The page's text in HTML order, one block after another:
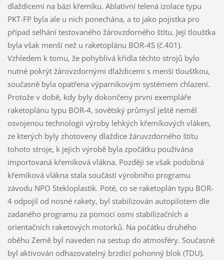
dlaždicemi na bázi křemíku. Ablativní telená izolace typu
PKT-FP byla ale u nich ponechána, a to jako pojistka pro
případ selhání testovaného žárovzdorného štítu. Její tloušťka
byla však menší než u raketoplánu BOR-4S (č.401).
Vzhledem k tomu, že pohyblivá křídla těchto strojů bylo
nutné pokrýt žárovzdornými dlaždicemi s menší tloušťkou,
současně byla opatřena výparníkovým systémem chlazení.
Protože v době, kdy byly dokončeny první exempláře
raketoplánu typu BOR-4, sovětský průmysl ještě neměl
osvojenou technologii výroby lehkých křemíkových vláken,
ze kterých byly zhotoveny dlaždice žáruvzdorného štítu
tohoto stroje, k jejich výrobě byla zpočátku používána
importovaná křemíková vlákna. Později se však podobná
křemíková vlákna stala součástí výrobního programu
závodu NPO Stekloplastik. Poté, co se raketoplán typu BOR-
4 odpojil od nosné rakety, byl stabilizován autopilotem dle
zadaného programu za pomoci osmi stabilizačních a
orientačních raketových motorků. Na počátku druhého
oběhu Země byl naveden na sestup do atmosféry. Současně
byl aktivován odhazovatelný brzdící pohonný blok (TDU).